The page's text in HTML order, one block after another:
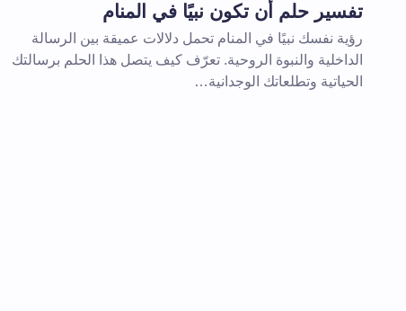
تعليقك *
تفسير حلم أن تكون نبيًا في المنام
رؤية نفسك نبيًا في المنام تحمل دلالات عميقة بين الرسالة
الداخلية والنبوة الروحية. تعرّف كيف يتصل هذا الحلم برسالتك
الحياتية وتطلعاتك الوجدانية…